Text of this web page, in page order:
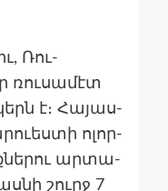
Ռու­
ռու­սա­մէտ
է։ Հա­յաս­
ոլոր­
ար­տա­
շուրջ 7